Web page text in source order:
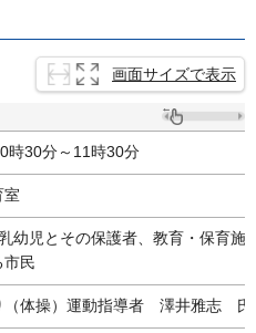
画面サイズで表示
時30分～11時30分
室
幼児とその保護者、教育・保育施
市民
体操）運動指導者 澤井雅志 氏